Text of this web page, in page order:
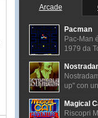
Arcade
Pacman
Pac-Man
1979 da
up" con
Magical
Riscopri